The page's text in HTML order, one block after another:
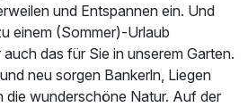
und Entspannen ein. Und
einem (Sommer)-Urlaub
das für Sie in unserem Garten.
neu sorgen Bankerln, Liegen
die wunderschöne Natur. Auf der